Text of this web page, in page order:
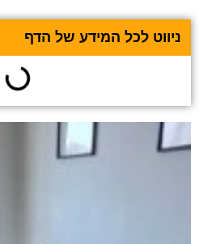
ניווט לכל המידע של הדף